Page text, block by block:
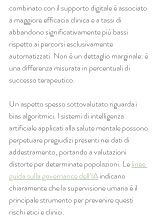
combinato con il supporto digitale è associato
a maggiore efficacia clinica e a tassi di
abbandono significativamente più bassi
rispetto ai percorsi esclusivamente
automatizzati. Non è un dettaglio marginale: è
una differenza misurata in percentuali di
successo terapeutico.
Un aspetto spesso sottovalutato riguarda i
bias algoritmici. I sistemi di intelligenza
artificiale applicati alla salute mentale possono
perpetuare pregiudizi presenti nei dati di
addestramento, portando a valutazioni
distorte per determinate popolazioni. Le linee
guida sulla governance dell’IA indicano
chiaramente che la supervisione umana è il
principale strumento per prevenire questi
rischi etici e clinici.